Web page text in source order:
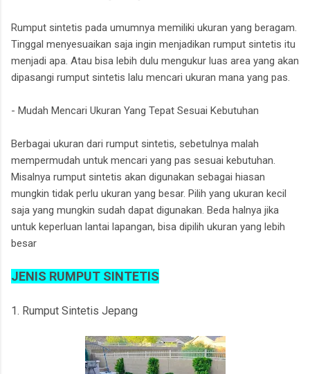
Rumput sintetis pada umumnya memiliki ukuran yang beragam.
Tinggal menyesuaikan saja ingin menjadikan rumput sintetis itu
menjadi apa. Atau bisa lebih dulu mengukur luas area yang akan
dipasangi rumput sintetis lalu mencari ukuran mana yang pas.
- Mudah Mencari Ukuran Yang Tepat Sesuai Kebutuhan
Berbagai ukuran dari rumput sintetis, sebetulnya malah
mempermudah untuk mencari yang pas sesuai kebutuhan.
Misalnya rumput sintetis akan digunakan sebagai hiasan
mungkin tidak perlu ukuran yang besar. Pilih yang ukuran kecil
saja yang mungkin sudah dapat digunakan. Beda halnya jika
untuk keperluan lantai lapangan, bisa dipilih ukuran yang lebih
besar
JENIS RUMPUT SINTETIS
1. Rumput Sintetis Jepang